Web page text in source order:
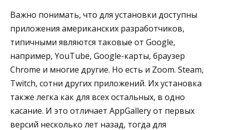
Важно понимать, что для установки доступны
приложения американских разработчиков,
типичными являются таковые от Google,
например, YouTube, Google-карты, браузер
Chrome и многие другие. Но есть и Zoom. Steam,
Twitch, сотни других приложений. Их установка
также легка как для всех остальных, в одно
касание. И это отличает AppGallery от первых
версий несколько лет назад, тогда для